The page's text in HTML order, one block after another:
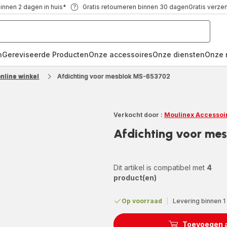
2 dagen in huis* Gratis retourneren binnen 30 dagenGratis
Gereviseerde ProductenOnze accessoiresOnze dienstenOnze
winkel Afdichting voor mesblok MS-653702
Verkocht door : Moulinex
Afdichting voor
Dit artikel is compatibel met 4
product(en)
Op voorraad Levering binnen
Toevoegen